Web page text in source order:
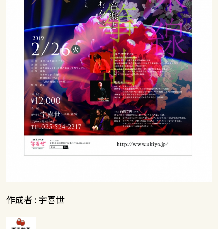
作成者 : 宇喜世